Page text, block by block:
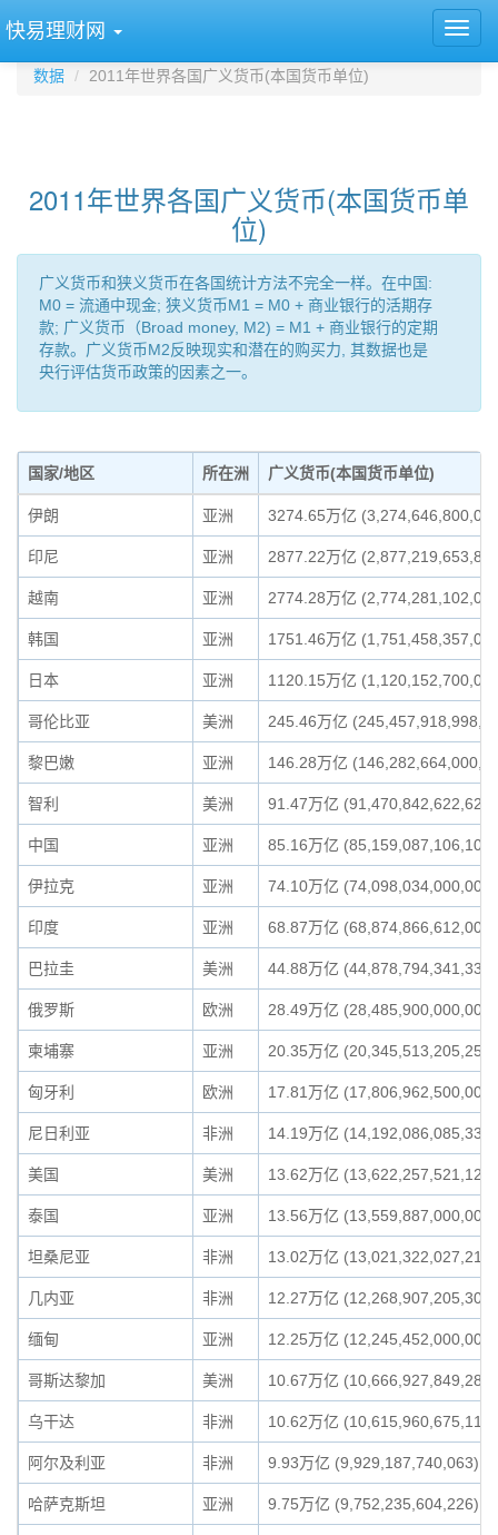
快易理财网
数据 2011年世界各国广义货币(本国货币单位)
2011年世界各国广义货币(本国货币单
位)
广义货币和狭义货币在各国统计方法不完全一样。在中国:
M0 = 流通中现金; 狭义货币M1 = M0 + 商业银行的活期存
款; 广义货币（Broad money, M2) = M1 + 商业银行的定期
存款。广义货币M2反映现实和潜在的购买力, 其数据也是
央行评估货币政策的因素之一。
国家/地区 所在洲 广义货币(本国货币单位)
伊朗 亚洲 3274.65万亿
印尼 亚洲 2877.22万亿
越南 亚洲 2774.28万亿
韩国 亚洲 1751.46万亿
日本 亚洲 1120.15万亿
哥伦比亚 美洲 245.46万亿
黎巴嫩 亚洲 146.28万亿
智利 美洲 91.47万亿 (91,470,842,622,624)
中国 亚洲 85.16万亿 (85,159,087,106,100)
伊拉克 亚洲 74.10万亿 (74,098,034,000,000)
印度 亚洲 68.87万亿 (68,874,866,612,000)
巴拉圭 美洲 44.88万亿 (44,878,794,341,338)
俄罗斯 欧洲 28.49万亿 (28,485,900,000,000)
柬埔寨 亚洲 20.35万亿 (20,345,513,205,254)
匈牙利 欧洲 17.81万亿 (17,806,962,500,000)
尼日利亚 非洲 14.19万亿 (14,192,086,085,339)
美国 美洲 13.62万亿 (13,622,257,521,129)
泰国 亚洲 13.56万亿 (13,559,887,000,000)
坦桑尼亚 非洲 13.02万亿 (13,021,322,027,213)
几内亚 非洲 12.27万亿 (12,268,907,205,309)
缅甸 亚洲 12.25万亿 (12,245,452,000,000)
哥斯达黎加 美洲 10.67万亿 (10,666,927,849,289)
乌干达 非洲 10.62万亿 (10,615,960,675,113)
阿尔及利亚 非洲 9.93万亿 (9,929,187,740,063)
哈萨克斯坦 亚洲 9.75万亿 (9,752,235,604,226)